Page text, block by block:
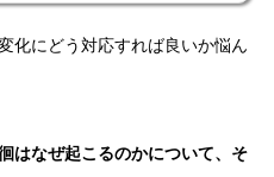
化にどう対応すれば良いか悩ん
はなぜ起こるのかについて、そ